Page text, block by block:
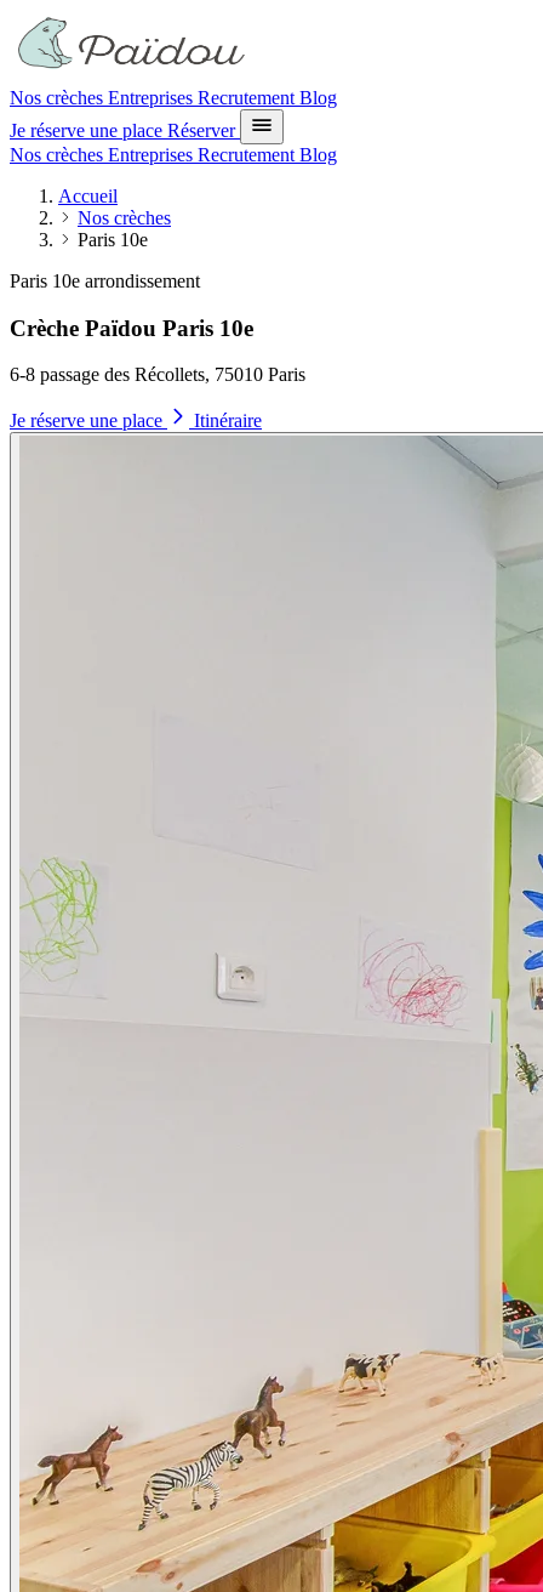
Nos crèches Entreprises Recrutement Blog
Je réserve une place Réserver
Nos crèches Entreprises Recrutement Blog
Accueil
Nos crèches
Paris 10e
Paris 10e arrondissement
Crèche Païdou Paris 10e
6-8 passage des Récollets, 75010 Paris
Je réserve une place Itinéraire